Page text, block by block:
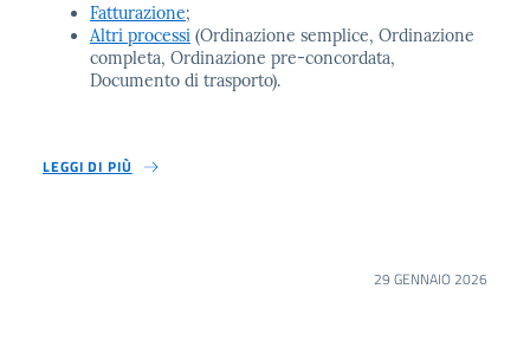
Fatturazione;
Altri processi (Ordinazione semplice, Ordinazione
completa, Ordinazione pre-concordata,
Documento di trasporto).
LEGGI DI PIÙ
29 GENNAIO 2026